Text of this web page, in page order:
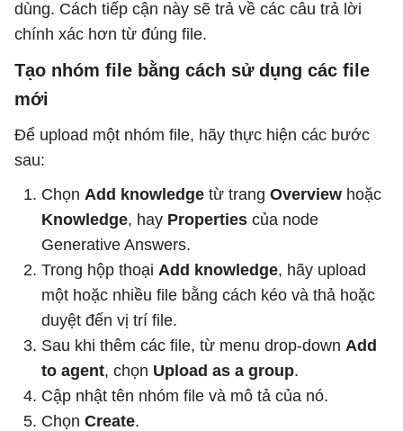
dùng. Cách tiếp cận này sẽ trả về các câu trả lời
chính xác hơn từ đúng file.
Tạo nhóm file bằng cách sử dụng các file
mới
Để upload một nhóm file, hãy thực hiện các bước
sau:
Chọn Add knowledge từ trang Overview hoặc
Knowledge, hay Properties của node
Generative Answers.
Trong hộp thoại Add knowledge, hãy upload
một hoặc nhiều file bằng cách kéo và thả hoặc
duyệt đến vị trí file.
Sau khi thêm các file, từ menu drop-down Add
to agent, chọn Upload as a group.
Cập nhật tên nhóm file và mô tả của nó.
Chọn Create.